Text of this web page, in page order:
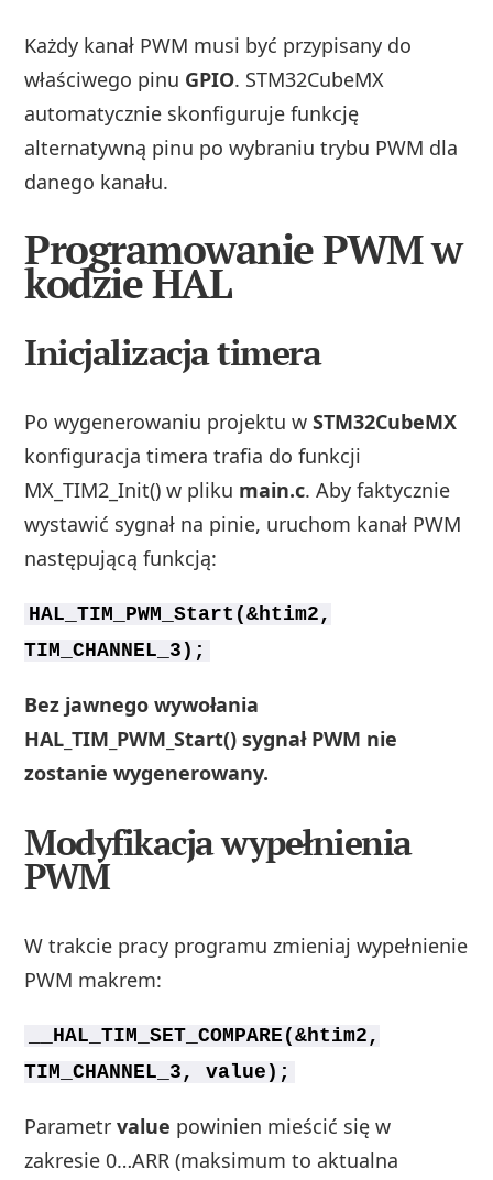
Każdy kanał PWM musi być przypisany do
właściwego pinu GPIO. STM32CubeMX
automatycznie skonfiguruje funkcję
alternatywną pinu po wybraniu trybu PWM dla
danego kanału.
Programowanie PWM w
kodzie HAL
Inicjalizacja timera
Po wygenerowaniu projektu wSTM32CubeMX
konfiguracja timera trafia do funkcji
MX_TIM2_Init() w pliku main.c. Aby faktycznie
wystawić sygnał na pinie, uruchom kanał PWM
następującą funkcją:
HAL_TIM_PWM_Start(&htim2,
TIM_CHANNEL_3);
Bez jawnego wywołania
HAL_TIM_PWM_Start() sygnał PWM nie
zostanie wygenerowany.
Modyfikacja wypełnienia
PWM
W trakcie pracy programu zmieniaj wypełnienie
PWM makrem:
__HAL_TIM_SET_COMPARE(&htim2,
TIM_CHANNEL_3, value);
Parametrvalue powinien mieścić się w
zakresie 0…ARR (maksimum to aktualna